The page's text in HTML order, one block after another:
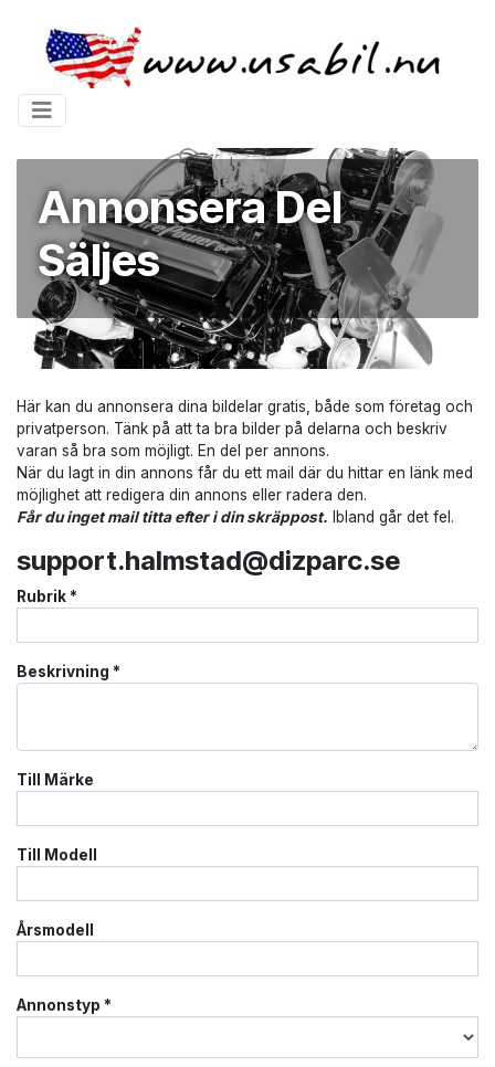
Annonsera Del
Säljes
Här kan du annonsera dina bildelar gratis, både som företag och
privatperson. Tänk på att ta bra bilder på delarna och beskriv
varan så bra som möjligt. En del per annons.
När du lagt in din annons får du ett mail där du hittar en länk med
möjlighet att redigera din annons eller radera den.
Får du inget mail titta efter i din skräppost. Ibland går det fel.
support.halmstad@dizparc.se
Rubrik *
Beskrivning *
Till Märke
Till Modell
Årsmodell
Annonstyp *